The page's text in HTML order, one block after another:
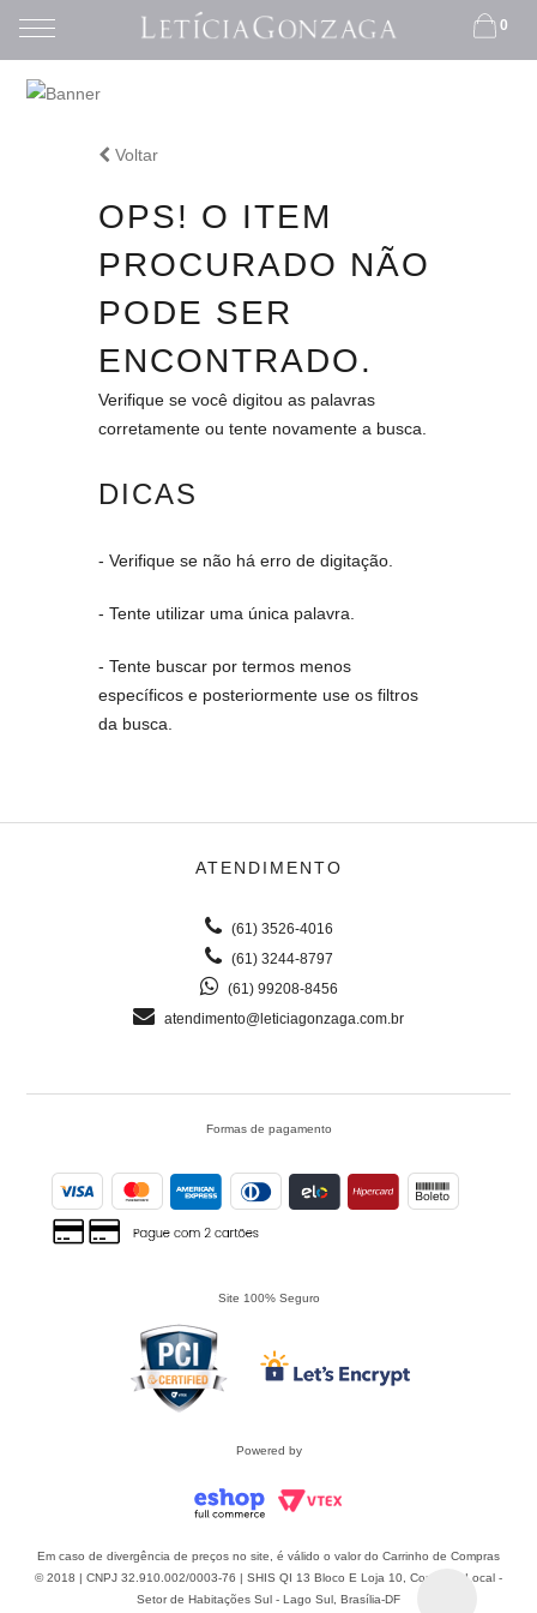
0
Voltar
OPS! O ITEM
PROCURADO NÃO
PODE SER
ENCONTRADO.
Verifique se você digitou as palavras
corretamente ou tente novamente a busca.
DICAS
- Verifique se não há erro de digitação.
- Tente utilizar uma única palavra.
- Tente buscar por termos menos
específicos e posteriormente use os filtros
da busca.
ATENDIMENTO
(61) 3526-4016
(61) 3244-8797
(61) 99208-8456
atendimento@leticiagonzaga.com.br
Formas de pagamento
Site 100% Seguro
Powered by
Em caso de divergência de preços no site, é válido o valor do Carrinho de Compras
© 2018 | CNPJ 32.910.002/0003-76 | SHIS QI 13 Bloco E Loja 10, Comércio Local -
Setor de Habitações Sul - Lago Sul, Brasília-DF